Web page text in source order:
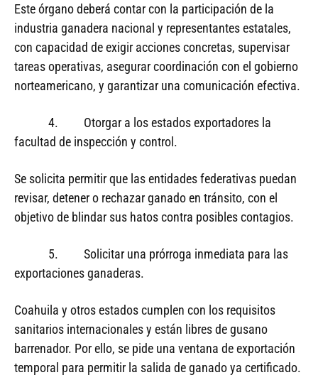
Este órgano deberá contar con la participación de la
industria ganadera nacional y representantes estatales,
con capacidad de exigir acciones concretas, supervisar
tareas operativas, asegurar coordinación con el gobierno
norteamericano, y garantizar una comunicación efectiva.
4. Otorgar a los estados exportadores la
facultad de inspección y control.
Se solicita permitir que las entidades federativas puedan
revisar, detener o rechazar ganado en tránsito, con el
objetivo de blindar sus hatos contra posibles contagios.
5. Solicitar una prórroga inmediata para las
exportaciones ganaderas.
Coahuila y otros estados cumplen con los requisitos
sanitarios internacionales y están libres de gusano
barrenador. Por ello, se pide una ventana de exportación
temporal para permitir la salida de ganado ya certificado.